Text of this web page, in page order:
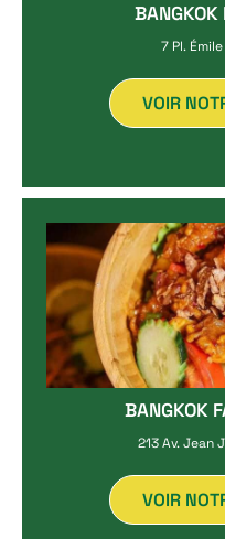
BANGKOK
7 Pl.
VOIR
BANGKOK
213 Av. Jean
VOIR